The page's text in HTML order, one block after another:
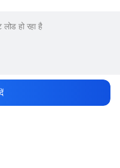
हो रहा है